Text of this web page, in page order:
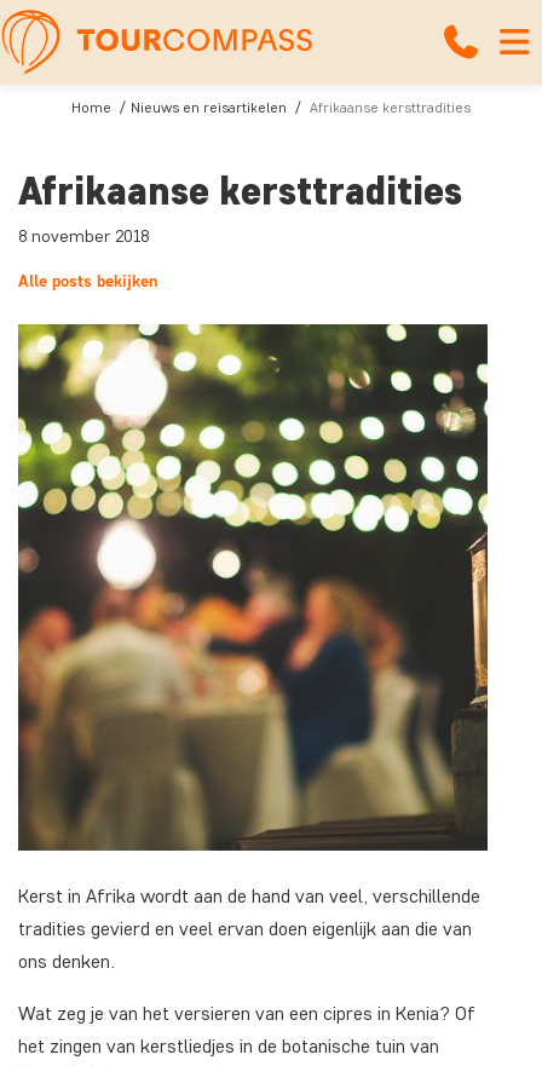
Home Nieuws en reisartikelen Afrikaanse kersttradities
Afrikaanse kersttradities
8 november 2018
Alle posts bekijken
Kerst in Afrika wordt aan de hand van veel, verschillende
tradities gevierd en veel ervan doen eigenlijk aan die van
ons denken.
Wat zeg je van het versieren van een cipres in Kenia? Of
het zingen van kerstliedjes in de botanische tuin van